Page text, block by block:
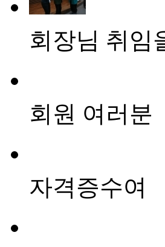
회장님 취임
회원 여러분
자격증수여